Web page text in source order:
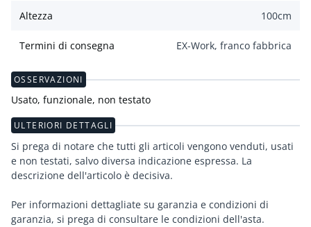
Altezza 100cm
Termini di consegna EX-Work, franco fabbrica
OSSERVAZIONI
Usato, funzionale, non testato
ULTERIORI DETTAGLI
Si prega di notare che tutti gli articoli vengono venduti, usati
e non testati, salvo diversa indicazione espressa. La
descrizione dell'articolo è decisiva.
Per informazioni dettagliate su garanzia e condizioni di
garanzia, si prega di consultare le condizioni dell'asta.